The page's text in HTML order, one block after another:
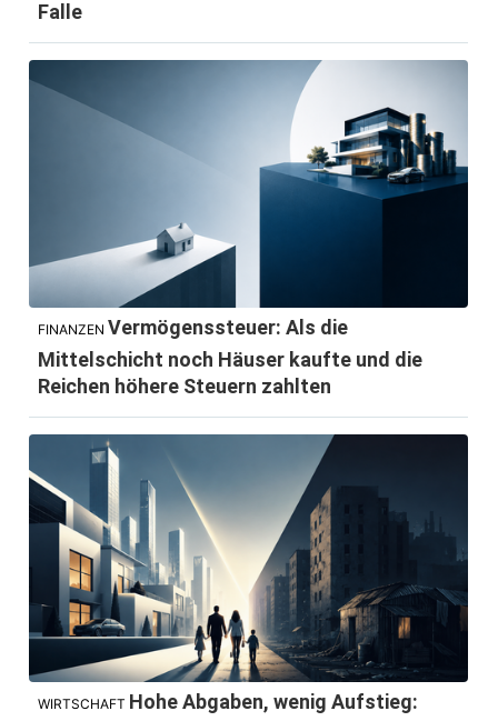
Falle
FINANZEN Vermögenssteuer: Als die
Mittelschicht noch Häuser kaufte und die
Reichen höhere Steuern zahlten
WIRTSCHAFT Hohe Abgaben, wenig Aufstieg: